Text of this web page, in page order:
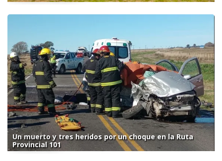
Un muerto y tres heridos por un choque en la Ruta
Provincial 101